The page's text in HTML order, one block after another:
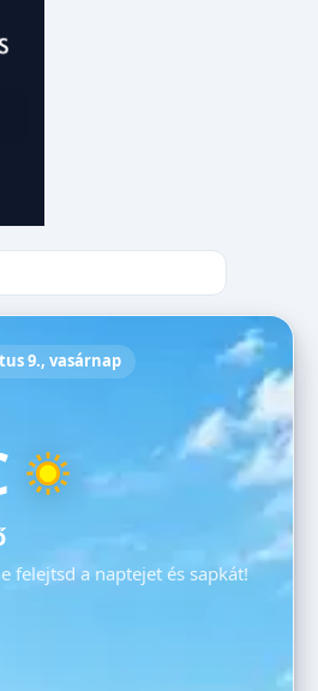
9., vasárnap
felejtsd a naptejet és sapkát!